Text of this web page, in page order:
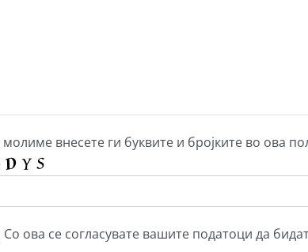
молиме внесете ги буквите и бројките во ова
Со ова се согласувате вашите податоци да